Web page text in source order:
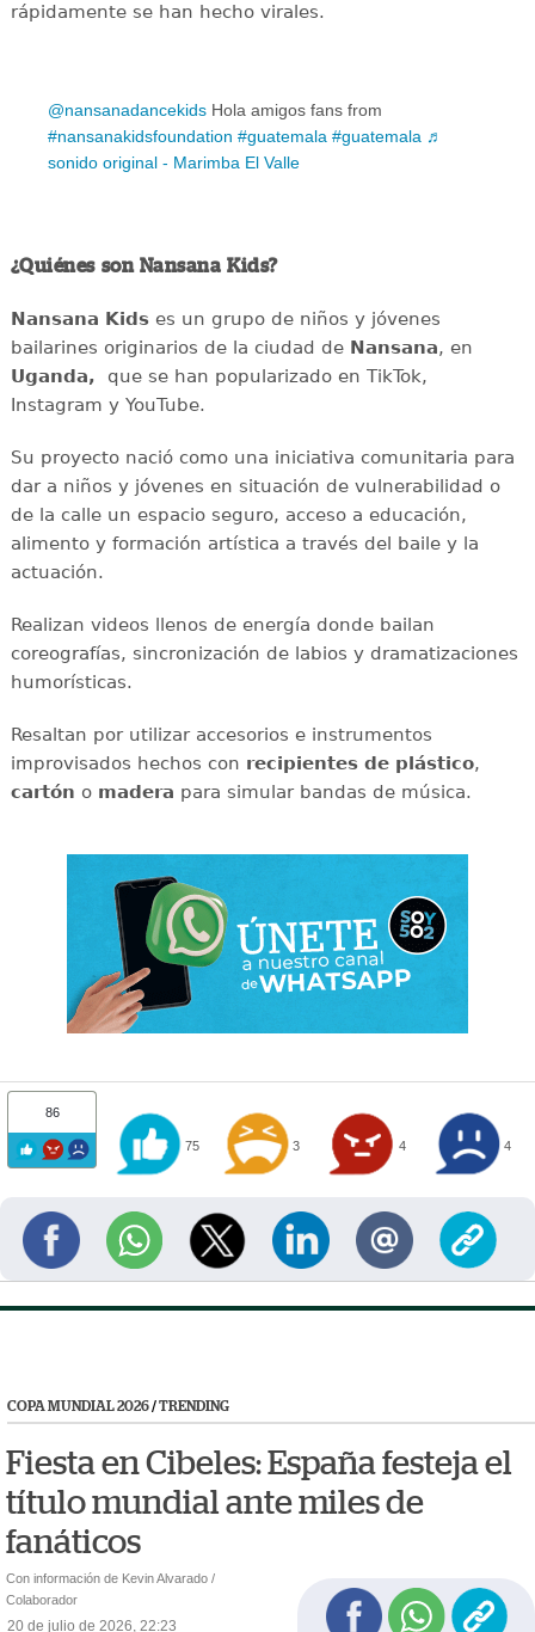
rápidamente se han hecho virales.
@nansanadancekids Hola amigos fans from
#nansanakidsfoundation #guatemala #guatemala ♬
sonido original - Marimba El Valle
¿Quiénes son Nansana Kids?
Nansana Kidses un grupo de niños y jóvenes
bailarines originarios de la ciudad de Nansana, en
Uganda, que se han popularizado en TikTok,
Instagram y YouTube.
Su proyecto nació como una iniciativa comunitaria para
dar a niños y jóvenes en situación de vulnerabilidad o
de la calle un espacio seguro, acceso a educación,
alimento y formación artística a través del baile y la
actuación.
Realizan videos llenos de energía donde bailan
coreografías, sincronización de labios y dramatizaciones
humorísticas.
Resaltan por utilizar accesorios e instrumentos
improvisados hechos con recipientes de plástico,
cartón o madera para simular bandas de música.
86
75 3 4 4
COPA MUNDIAL 2026/TRENDING
Fiesta en Cibeles: España festeja el
título mundial ante miles de
fanáticos
Con información de Kevin Alvarado /
Colaborador
20 de julio de 2026, 22:23